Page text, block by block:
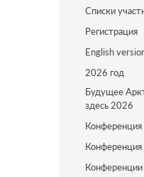
Списки
Регистрация
English
2026 год
Будущее
здесь 2026